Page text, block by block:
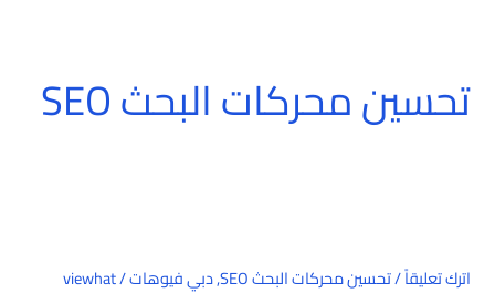
تحسين محركات البحث SEO
اترك تعليقاً/تحسين محركات البحث SEO ,دبي فيوهات/
viewhat
تحسين
محركات